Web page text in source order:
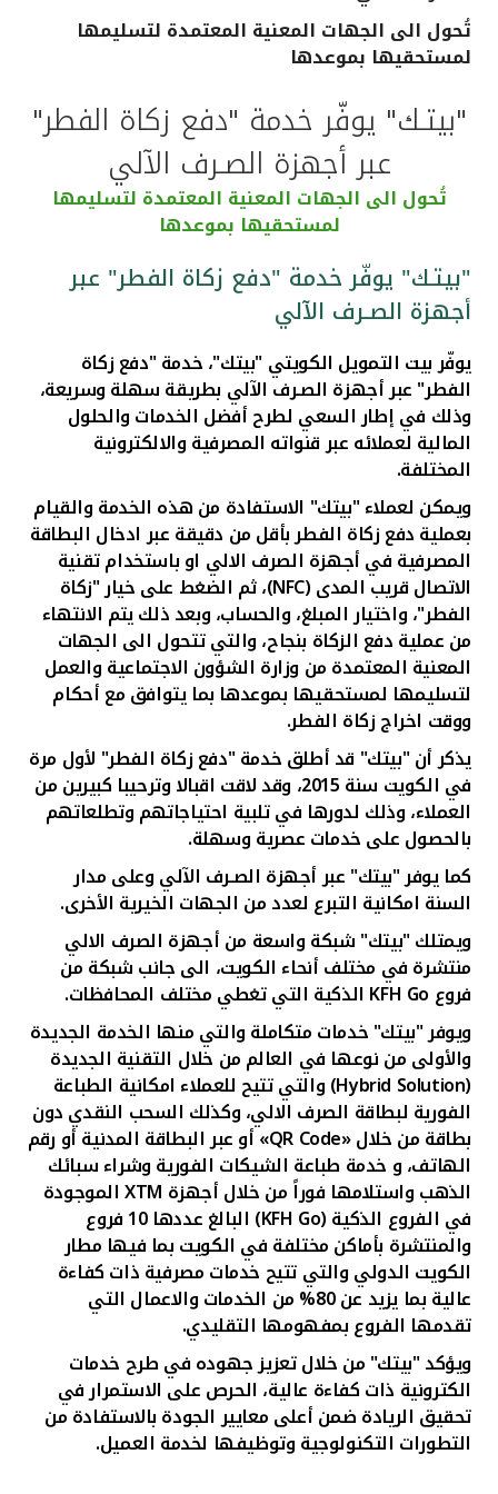
القنوات المصرفية
أدوات وخدمات
خدمات ما بعد البيع
مواقع الفروع وأجهزة الصرف الآلي
ألمانيا
ماليزيا
تركيا
مصر
المملكة المتحدة
مملكة البحرين
تُحول الى الجهات المعنية المعتمدة لتسليمها
لمستحقيها بموعدها
"بيتـك" يوفّر خدمة "دفع زكاة الفطر"
عبر أجهزة الصـرف الآلي
تُحول الى الجهات المعنية المعتمدة لتسليمها
لمستحقيها بموعدها
"بيتـك" يوفّر خدمة "دفع زكاة الفطر" عبر
أجهزة الصـرف الآلي
يوفّر بيت التمويل الكويتي "بيتك"، خدمة "دفع زكاة
الفطر" عبر أجهزة الصـرف الآلي بطريقة سهلة وسريعة،
وذلك في إطار السعي لطرح أفضل الخدمات والحلول
المالية لعملائه عبر قنواته المصرفية والالكترونية
المختلفة.
ويمكن لعملاء "بيتك" الاستفادة من هذه الخدمة والقيام
بعملية دفع زكاة الفطر بأقل من دقيقة عبر ادخال البطاقة
المصرفية في أجهزة الصرف الالي او باستخدام تقنية
الاتصال قريب المدى (NFC)، ثم الضغط على خيار "زكاة
الفطر"، واختيار المبلغ، والحساب، وبعد ذلك يتم الانتهاء
من عملية دفع الزكاة بنجاح، والتي تتحول الى الجهات
المعنية المعتمدة من وزارة الشؤون الاجتماعية والعمل
لتسليمها لمستحقيها بموعدها بما يتوافق مع أحكام
ووقت اخراج زكاة الفطر.
يذكر أن "بيتك" قد أطلق خدمة "دفع زكاة الفطر" لأول مرة
في الكويت سنة 2015، وقد لاقت اقبالا وترحيبا كبيرين من
العملاء، وذلك لدورها في تلبية احتياجاتهم وتطلعاتهم
بالحصول على خدمات عصرية وسهلة.
كما يوفر "بيتك" عبر أجهزة الصـرف الآلي وعلى مدار
السنة امكانية التبرع لعدد من الجهات الخيرية الأخرى.
ويمتلك "بيتك" شبكة واسعة من أجهزة الصرف الالي
منتشرة في مختلف أنحاء الكويت، الى جانب شبكة من
فروع KFH Go الذكية التي تغطي مختلف المحافظات.
ويوفر "بيتك"خدمات متكاملة والتي منها الخدمة الجديدة
والأولى من نوعها في العالم من خلال التقنية الجديدة
(
Hybrid Solution
)والتيتتيح للعملاء امكانية الطباعة
الفورية لبطاقة الصرف الالي، وكذلك السحب النقدي دون
بطاقة من خلال «QR Code» أو عبر البطاقة المدنية أو رقم
الهاتف،و خدمة طباعة الشيكات الفورية وشراء سبائك
الذهب واستلامها فوراً من خلال أجهزة XTMالموجودة
في الفروع الذكية (KFH Go ) البالغ عددها 10 فروع
والمنتشرة بأماكن مختلفة في الكويت بما فيها مطار
الكويت الدولي والتي تتيح خدمات مصرفية ذات كفاءة
عالية بما يزيد عن 80% من الخدمات والاعمال التي
تقدمها الفروع بمفهومها التقليدي.
ويؤكد "بيتك" من خلال تعزيز جهوده في طرح خدمات
الكترونية ذات كفاءة عالية، الحرص على الاستمرار في
تحقيق الريادة ضمن أعلى معايير الجودة بالاستفادة من
التطورات التكنولوجية وتوظيفها لخدمة العميل.